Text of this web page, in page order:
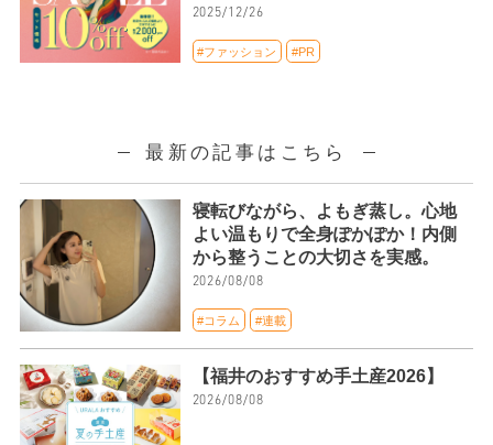
2025/12/26
#ファッション #PR
最新の記事はこちら
寝転びながら、よもぎ蒸し。心地
よい温もりで全身ぽかぽか！内側
から整うことの大切さを実感。
2026/08/08
#コラム #連載
【福井のおすすめ手土産2026】
2026/08/08